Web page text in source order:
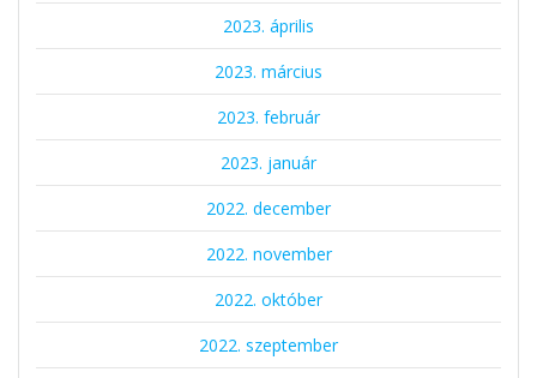
2023. április
2023. március
2023. február
2023. január
2022. december
2022. november
2022. október
2022. szeptember